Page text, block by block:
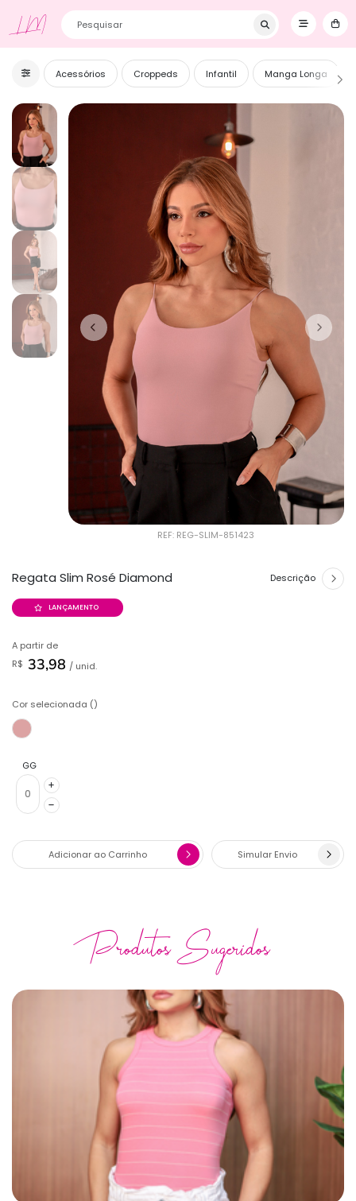
Primeira Compra? Utilize o cupom BEMVINDOS e ganhe 5% OFF! ❥
LM
Acessórios Croppeds Infantil Manga Longa
REF: REG-SLIM-851423
Regata Slim Rosé Diamond Descrição
LANÇAMENTO
A partir de
R$ 33,98 / unid.
Cor selecionada ()
GG
Adicionar ao Carrinho Simular Envio
Produtos Sugeridos